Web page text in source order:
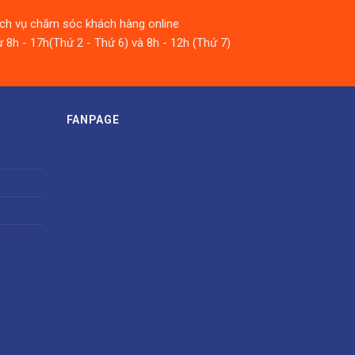
vụ chăm sóc khách hàng online
8h - 17h(Thứ 2 - Thứ 6) và 8h - 12h (Thứ 7)
FANPAGE